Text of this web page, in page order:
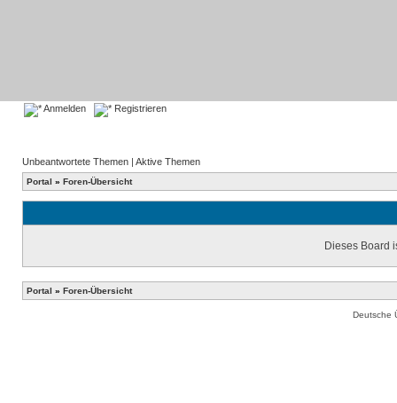
Anmelden Registrieren
Unbeantwortete Themen | Aktive Themen
Portal » Foren-Übersicht
Dieses Board
Portal » Foren-Übersicht
Deutsche